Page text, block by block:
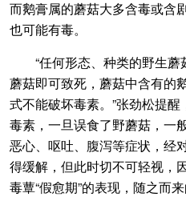
而鹅膏属的蘑菇大多含毒或含
也可能有毒。
“任何形态、种类的野生蘑
蘑菇即可致死，蘑菇中含有的
式不能破坏毒素。”张劲松提
毒素，一旦误食了野蘑菇，一
恶心、呕吐、腹泻等症状，经
得缓解，但此时切不可轻视，
毒蕈“假愈期”的表现，随之而